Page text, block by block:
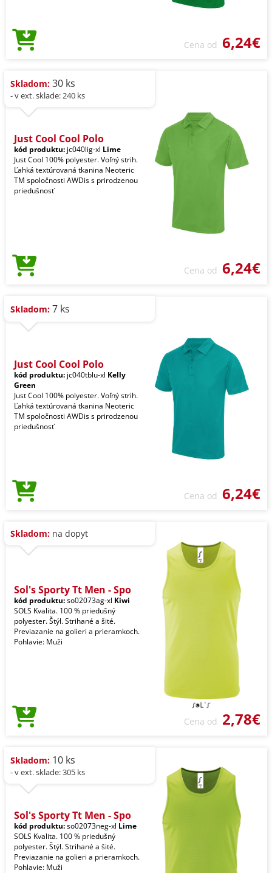
Cena od 6,24€
Skladom: 30 ks
- v ext. sklade: 240 ks
Just Cool Cool Polo
kód produktu: jc040lig-xl Lime
Just Cool 100% polyester. Voľný strih.
Ľahká textúrovaná tkanina Neoteric
TM spoločnosti AWDis s prirodzenou
priedušnosť
Cena od 6,24€
Skladom: 7 ks
Just Cool Cool Polo
kód produktu: jc040tblu-xl Kelly
Green
Just Cool 100% polyester. Voľný strih.
Ľahká textúrovaná tkanina Neoteric
TM spoločnosti AWDis s prirodzenou
priedušnosť
Cena od 6,24€
Skladom: na dopyt
Sol's Sporty Tt Men - Spo
kód produktu:so02073ag-xl Kiwi
SOLS Kvalita. 100 % priedušný
polyester. Štýl. Strihané a šité.
Previazanie na golieri a prieramkoch.
Pohlavie: Muži
Cena od 2,78€
Skladom: 10 ks
- v ext. sklade: 305 ks
Sol's Sporty Tt Men - Spo
kód produktu:so02073neg-xl Lime
SOLS Kvalita. 100 % priedušný
polyester. Štýl. Strihané a šité.
Previazanie na golieri a prieramkoch.
Pohlavie: Muži